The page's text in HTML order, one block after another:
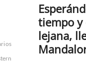
tiempo y
lejana,